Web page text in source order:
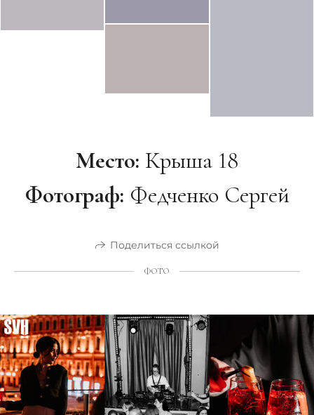
Место: Крыша 18
Фотограф: Федченко Сергей
Поделиться ссылкой
ФОТО